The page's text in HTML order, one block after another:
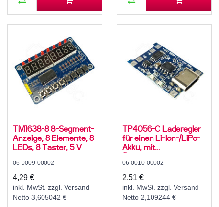
TM1638-8 8-Segment-
Anzeige, 8 Elemente, 8
LEDs, 8 Taster, 5 V
06-0009-00002
4,29 €
inkl. MwSt. zzgl. Versand
Netto 3,605042 €
TP4056-C Laderegler
für einen Li-Ion-/LiPo-
Akku, mit
Überladeschutz und
Tiefentladeschutz,
USB-C, 5 V, 1 A
06-0010-00002
2,51 €
inkl. MwSt. zzgl. Versand
Netto 2,109244 €